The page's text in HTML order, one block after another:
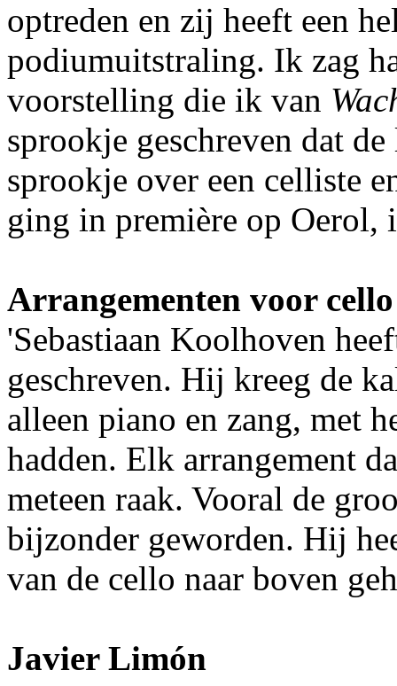
optreden en zij heeft een
podiumuitstraling. Ik zag
voorstelling die ik van
sprookje geschreven dat
sprookje over een celliste
ging in première op
Arrangementen voor cello
'Sebastiaan Koolhoven
geschreven. Hij kreeg de
alleen piano en zang, met
hadden. Elk arrangement
meteen raak. Vooral de
bijzonder geworden. Hij
van de cello naar boven
Javier Limón